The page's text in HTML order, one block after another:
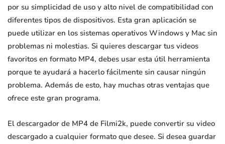
por su simplicidad de uso y alto nivel de compatibilidad con
diferentes tipos de dispositivos. Esta gran aplicación se
puede utilizar en los sistemas operativos Windows y Mac sin
problemas ni molestias. Si quieres descargar tus videos
favoritos en formato MP4, debes usar esta útil herramienta
porque te ayudará a hacerlo fácilmente sin causar ningún
problema. Además de esto, hay muchas otras ventajas que
ofrece este gran programa.
El descargador de MP4 de Filmi2k, puede convertir su video
descargado a cualquier formato que desee. Si desea guardar